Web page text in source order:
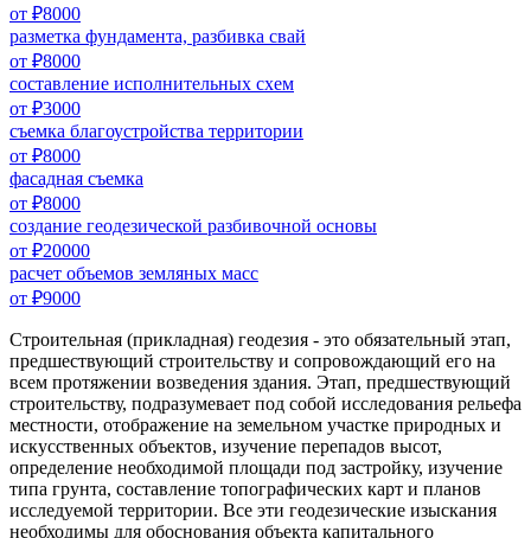
от ₽8000
разметка фундамента, разбивка свай
от ₽8000
составление исполнительных схем
от ₽3000
съемка благоустройства территории
от ₽8000
фасадная съемка
от ₽8000
создание геодезической разбивочной основы
от ₽20000
расчет объемов земляных масс
от ₽9000
Строительная (прикладная) геодезия - это обязательный этап,
предшествующий строительству и сопровождающий его на
всем протяжении возведения здания. Этап, предшествующий
строительству, подразумевает под собой исследования рельефа
местности, отображение на земельном участке природных и
искусственных объектов, изучение перепадов высот,
определение необходимой площади под застройку, изучение
типа грунта, составление топографических карт и планов
исследуемой территории. Все эти геодезические изыскания
необходимы для обоснования объекта капитального